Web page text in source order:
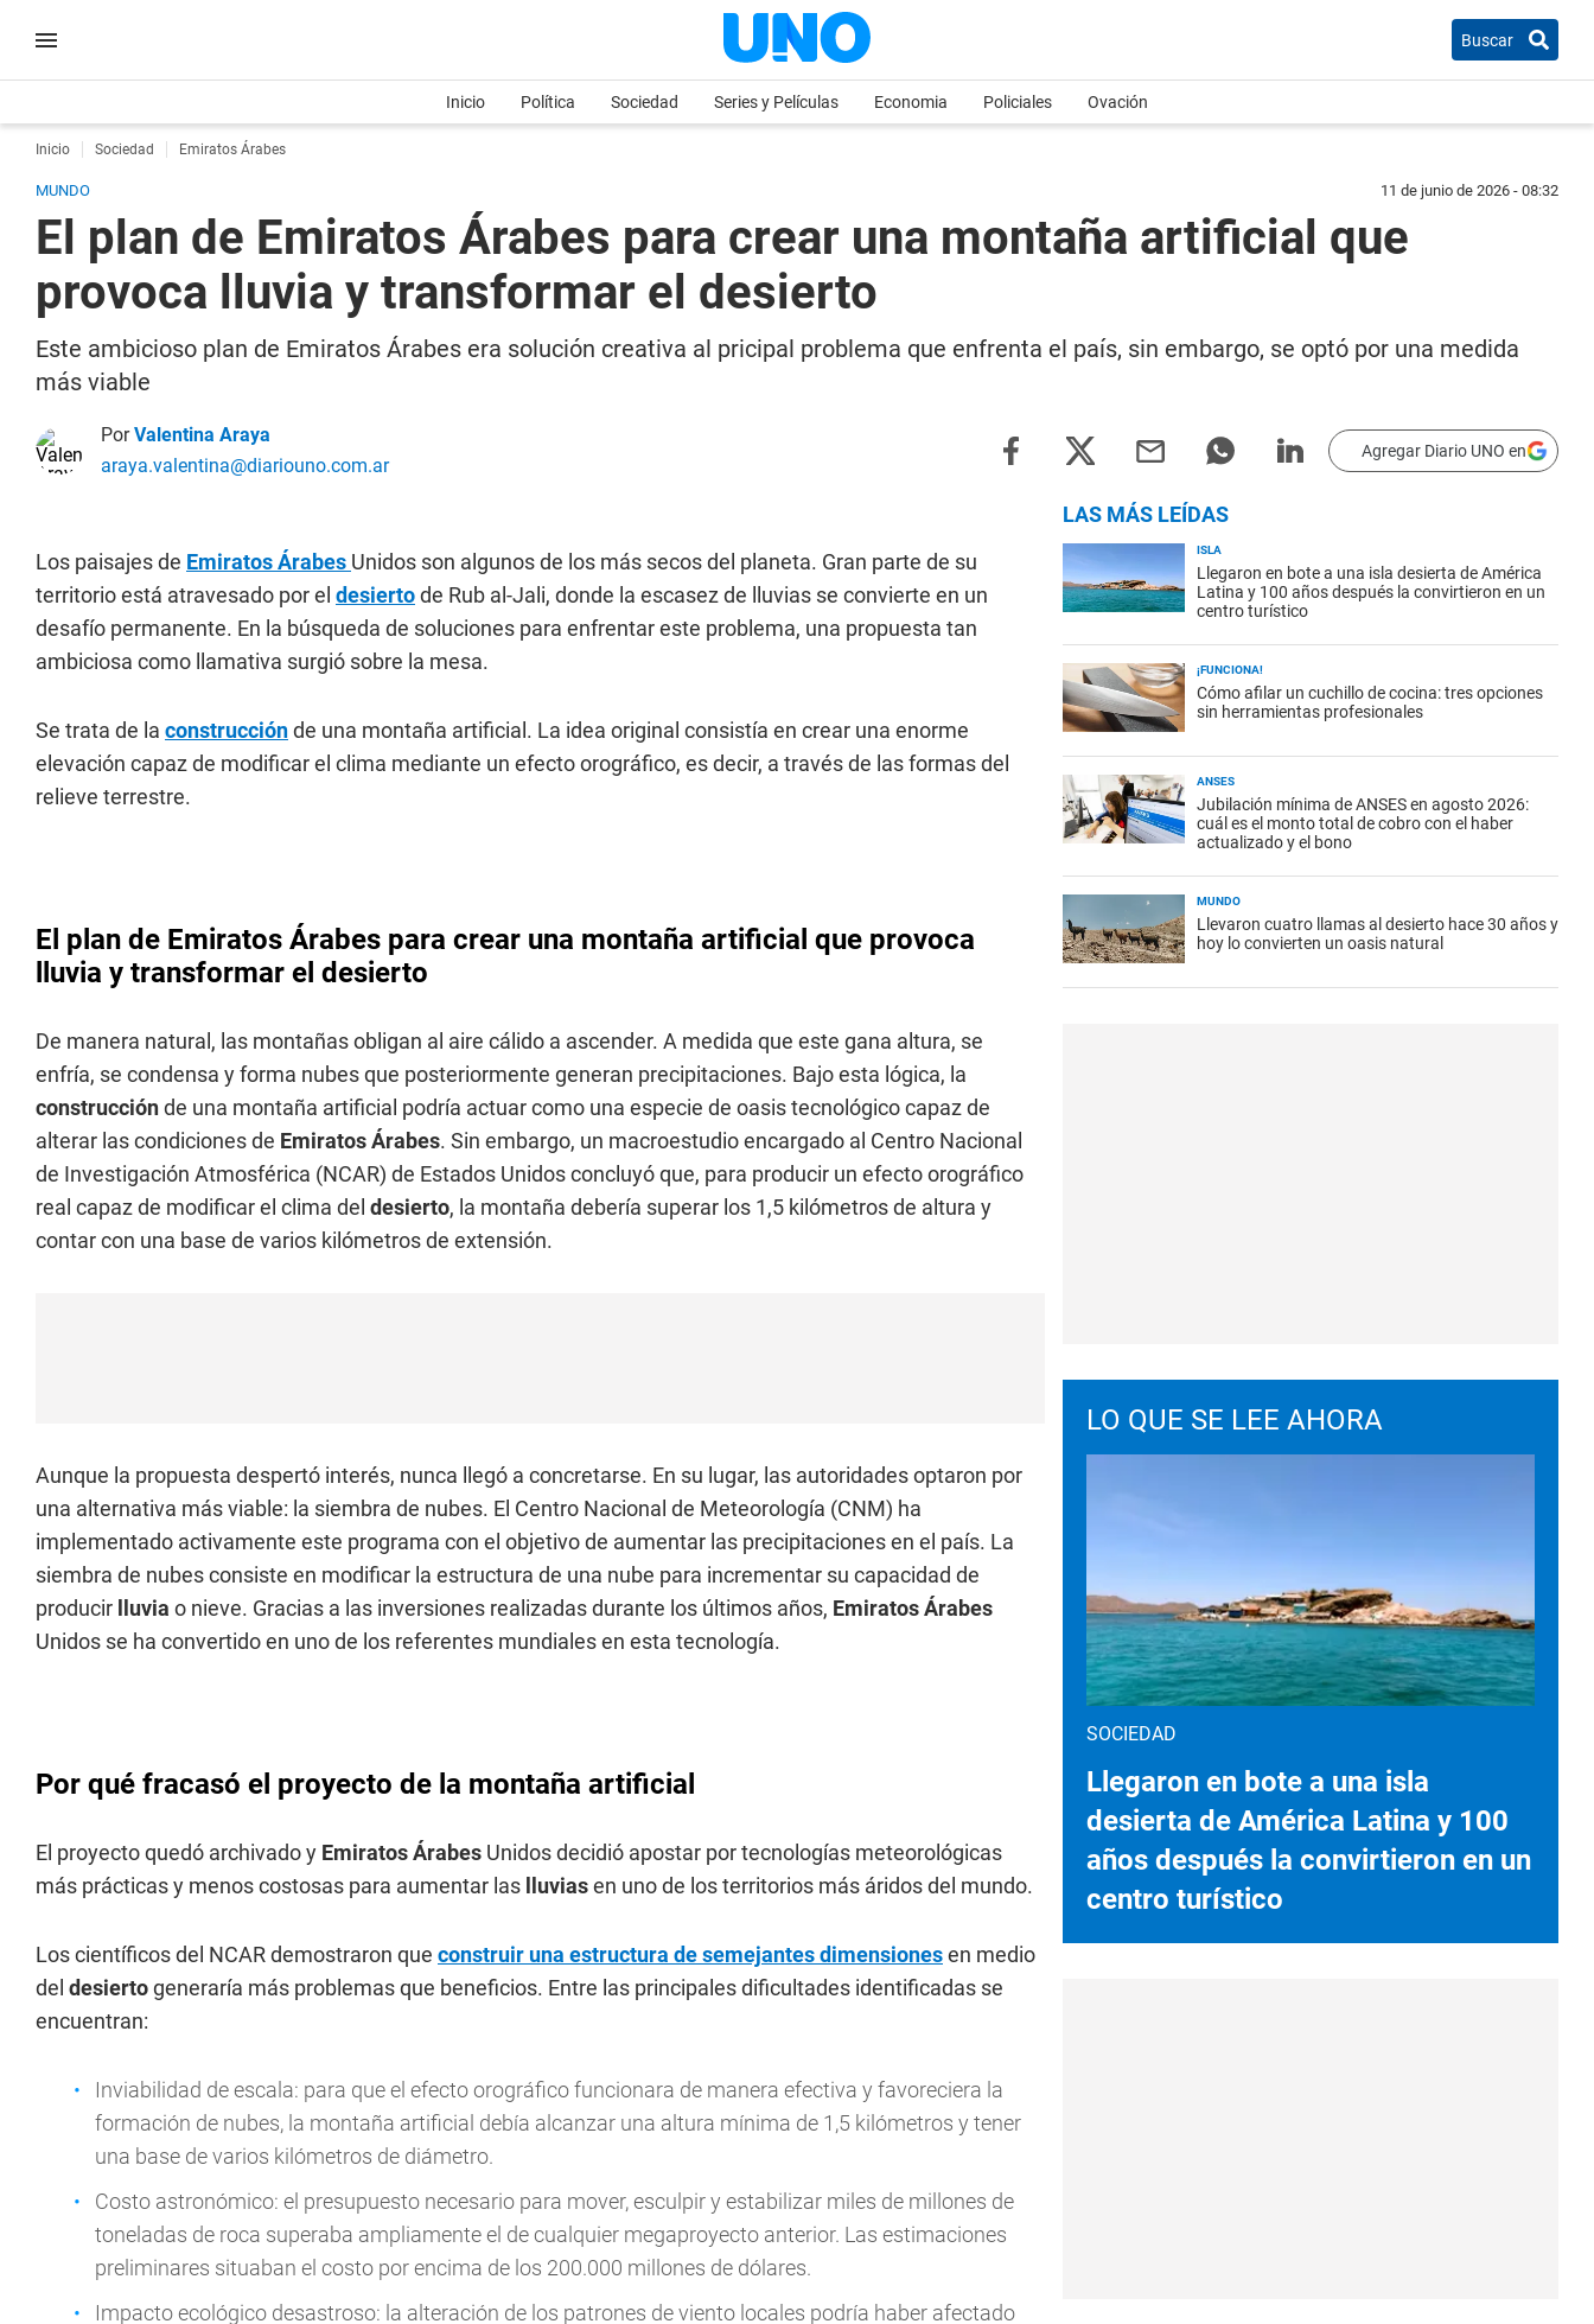
Buscar
Inicio Política Sociedad Series y Películas Economia Policiales Ovación
Inicio Sociedad Emiratos Árabes
MUNDO 11 de junio de 2026 - 08:32
El plan de Emiratos Árabes para crear una montaña artificial que
provoca lluvia y transformar el desierto
Este ambicioso plan de Emiratos Árabes era solución creativa al pricipal problema que enfrenta el país, sin embargo, se optó por una medida
más viable
PorValentina Araya
araya.valentina@diariouno.com.ar
Agregar Diario UNO en
Los paisajes de Emiratos Árabes Unidos son algunos de los más secos del planeta. Gran parte de su
territorio está atravesado por el desiertode Rub al-Jali, donde la escasez de lluvias se convierte en un
desafío permanente. En la búsqueda de soluciones para enfrentar este problema, una propuesta tan
ambiciosa como llamativa surgió sobre la mesa.
Se trata de la construcciónde una montaña artificial. La idea original consistía en crear una enorme
elevación capaz de modificar el clima mediante un efecto orográfico, es decir, a través de las formas del
relieve terrestre.
El plan de Emiratos Árabes para crear una montaña artificial que provoca
lluvia y transformar el desierto
De manera natural, las montañas obligan al aire cálido a ascender. A medida que este gana altura, se
enfría, se condensa y forma nubes que posteriormente generan precipitaciones. Bajo esta lógica, la
construcciónde una montaña artificial podría actuar como una especie de oasis tecnológico capaz de
alterar las condiciones de Emiratos Árabes. Sin embargo, un macroestudio encargado al Centro Nacional
de Investigación Atmosférica (NCAR) de Estados Unidos concluyó que, para producir un efecto orográfico
real capaz de modificar el clima del desierto, la montaña debería superar los 1,5 kilómetros de altura y
contar con una base de varios kilómetros de extensión.
Aunque la propuesta despertó interés, nunca llegó a concretarse. En su lugar, las autoridades optaron por
una alternativa más viable: la siembra de nubes. El Centro Nacional de Meteorología (CNM) ha
implementado activamente este programa con el objetivo de aumentar las precipitaciones en el país. La
siembra de nubes consiste en modificar la estructura de una nube para incrementar su capacidad de
producir
lluvia o nieve. Gracias a las inversiones realizadas durante los últimos años, Emiratos Árabes
Unidos se ha convertido en uno de los referentes mundiales en esta tecnología.
Por qué fracasó el proyecto de la montaña artificial
El proyecto quedó archivado y Emiratos Árabes Unidos decidió apostar por tecnologías meteorológicas
más prácticas y menos costosas para aumentar las
lluviasen uno de los territorios más áridos del mundo.
Los científicos del NCAR demostraron que construir una estructura de semejantes dimensionesen medio
del desiertogeneraría más problemas que beneficios. Entre las principales dificultades identificadas se
encuentran:
Inviabilidad de escala: para que el efecto orográfico funcionara de manera efectiva y favoreciera la
formación de nubes, la montaña artificial debía alcanzar una altura mínima de 1,5 kilómetros y tener
una base de varios kilómetros de diámetro.
Costo astronómico: el presupuesto necesario para mover, esculpir y estabilizar miles de millones de
toneladas de roca superaba ampliamente el de cualquier megaproyecto anterior. Las estimaciones
preliminares situaban el costo por encima de los 200.000 millones de dólares.
Impacto ecológico desastroso: la alteración de los patrones de viento locales podría haber afectado
LAS MÁS LEÍDAS
ISLA
Llegaron en bote a una isla desierta de América
Latina y 100 años después la convirtieron en un
centro turístico
¡FUNCIONA!
Cómo afilar un cuchillo de cocina: tres opciones
sin herramientas profesionales
ANSES
Jubilación mínima de ANSES en agosto 2026:
cuál es el monto total de cobro con el haber
actualizado y el bono
MUNDO
Llevaron cuatro llamas al desierto hace 30 años y
hoy lo convierten un oasis natural
LO QUE SE LEE AHORA
SOCIEDAD
Llegaron en bote a una isla
desierta de América Latina y 100
años después la convirtieron en un
centro turístico